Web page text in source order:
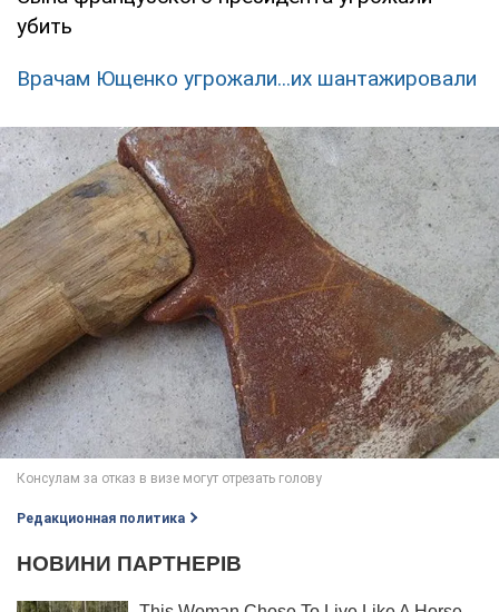
убить
Врачам Ющенко угрожали...их шантажировали
Редакционная политика